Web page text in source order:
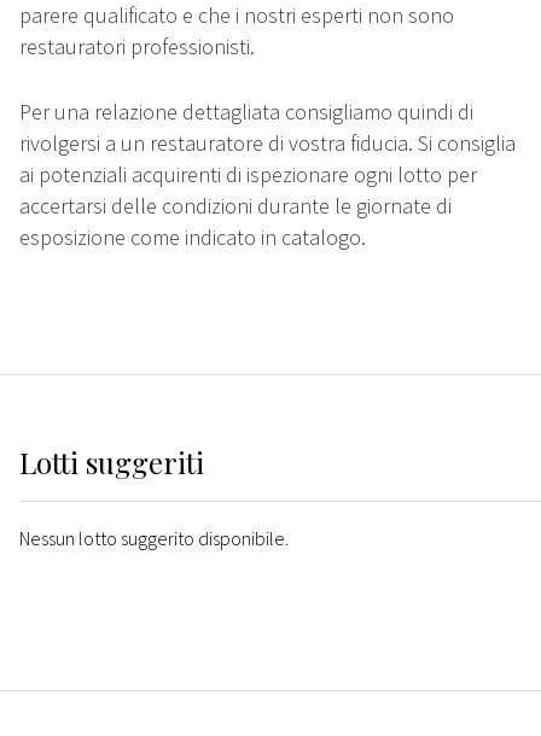
parere qualificato e che i nostri esperti non sono
restauratori professionisti.
Per una relazione dettagliata consigliamo quindi di
rivolgersi a un restauratore di vostra fiducia. Si consiglia
ai potenziali acquirenti di ispezionare ogni lotto per
accertarsi delle condizioni durante le giornate di
esposizione come indicato in catalogo.
Lotti suggeriti
Nessun lotto suggerito disponibile.